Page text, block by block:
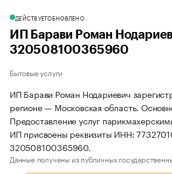
ДЕЙСТВУЕТОБНОВЛЕНО
ИП Барави Роман
320508100365960
Бытовые услуги
ИП Барави Роман Нодариевич
регионе — Московская область.
Предоставление услуг
ИП присвоены реквизиты ИНН:
320508100365960.
Данные получены из публичных